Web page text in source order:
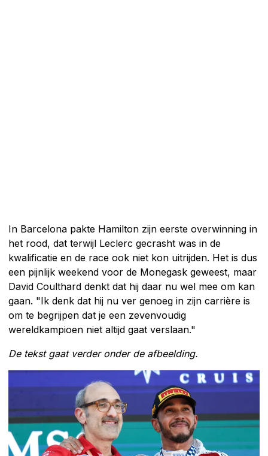
In Barcelona pakte Hamilton zijn eerste overwinning in
het rood, dat terwijl Leclerc gecrasht was in de
kwalificatie en de race ook niet kon uitrijden. Het is dus
een pijnlijk weekend voor de Monegask geweest, maar
David Coulthard denkt dat hij daar nu wel mee om kan
gaan. "Ik denk dat hij nu ver genoeg in zijn carrière is
om te begrijpen dat je een zevenvoudig
wereldkampioen niet altijd gaat verslaan."
De tekst gaat verder onder de afbeelding.